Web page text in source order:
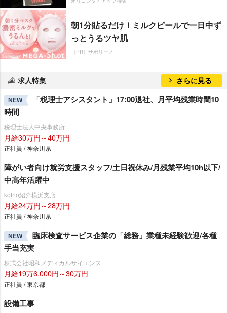
朝1分貼るだけ！ミルクピールで一日中ず
っとうるツヤ肌
（PR）サボリーノ
求人特集 さらに見る
NEW
「税理士アシスタント」17:00退社、月平均残業時間10
時間
税理士法人中央事務所
月給30万円～40万円
正社員 / 神奈川県
障がい者向け就労支援スタッフ/土日祝休み/月残業平均10h以下/
中高年活躍中
kotrio紹介横浜支店
月給24万円～28万円
正社員 / 神奈川県
NEW
臨床検査サービス企業の「総務」業種未経験歓迎/各種
手当充実
株式会社昭和メディカルサイエンス
月給19万6,000円～30万円
正社員 / 東京都
設備工事